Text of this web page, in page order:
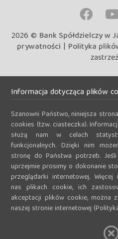
2026 © Bank Spółdzielczy w
prywatności | Polityka
Informacja dotycząca plików
Szanowni Państwo, niniejsza
cookies (tzw. ciasteczka).
służą nam w celach
funkcjonalnych. Dzięki nim
stronę do Państwa potrzeb.
uprzejmie prosimy o dokonanie
przeglądarki internetowej.
nas plikach cookie, ich
akceptacji plików cookie, można
naszej stronie internetowej